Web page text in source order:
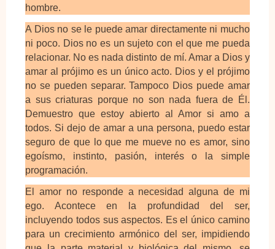
hombre.
A Dios no se le puede amar directamente ni mucho
ni poco. Dios no es un sujeto con el que me pueda
relacionar. No es nada distinto de mí. Amar a Dios y
amar al prójimo es un único acto. Dios y el prójimo
no se pueden separar. Tampoco Dios puede amar
a sus criaturas porque no son nada fuera de Él.
Demuestro que estoy abierto al Amor si amo a
todos. Si dejo de amar a una persona, puedo estar
seguro de que lo que me mueve no es amor, sino
egoísmo, instinto, pasión, interés o la simple
programación.
El amor no responde a necesidad alguna de mi
ego. Acontece en la profundidad del ser,
incluyendo todos sus aspectos. Es el único camino
para un crecimiento armónico del ser, impidiendo